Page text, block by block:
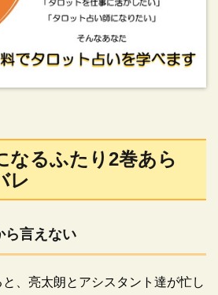
なるふたり2巻あら
レ
言えない
、亮太朗とアシスタント達が忙し